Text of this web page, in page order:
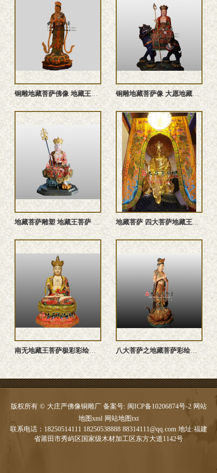
铜雕地藏菩萨佛像 地藏王菩萨佛像 地藏菩萨铜佛像 地藏菩萨雕 ... 铜雕地藏菩萨像 大愿地藏王菩萨佛像 地藏菩萨铜佛像 地藏菩萨 ...
地藏菩萨雕塑 地藏王菩萨 大愿地藏王菩萨佛像定制 地藏菩萨 四大菩萨地藏王菩萨 地藏菩萨佛像
南无地藏王菩萨极彩彩绘雕塑像定做 八大菩萨之地藏菩萨彩绘佛像订制
版权所有 © 大庄严佛像铜雕厂 备案号: 闽ICP备10206874号-2 网站
地图xml 网站地图txt
联系电话：18250514111 18250538888 88314111@qq.com 地址:福建
省莆田市秀屿区国家级木材加工区东方大道1142号